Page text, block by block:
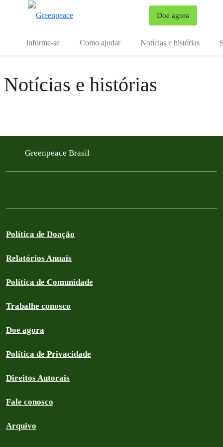
Doe agora
Informe-se Como ajudar Notícias e histórias
Notícias e histórias
Filter posts
Greenpeace Brasil
Política de Doação
Relatórios Anuais
Política de Comunidade
Trabalhe conosco
Doe agora
Política de Privacidade
Direitos Autorais
Fale conosco
Arquivo